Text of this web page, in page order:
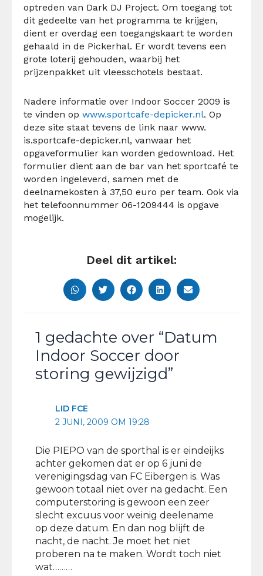
optreden van Dark DJ Project. Om toegang tot
dit gedeelte van het programma te krijgen,
dient er overdag een toegangskaart te worden
gehaald in de Pickerhal. Er wordt tevens een
grote loterij gehouden, waarbij het
prijzenpakket uit vleesschotels bestaat.
Nadere informatie over Indoor Soccer 2009 is
te vinden op www.sportcafe-depicker.nl. Op
deze site staat tevens de link naar www.
is.sportcafe-depicker.nl, vanwaar het
opgaveformulier kan worden gedownload. Het
formulier dient aan de bar van het sportcafé te
worden ingeleverd, samen met de
deelnamekosten à 37,50 euro per team. Ook via
het telefoonnummer 06-1209444 is opgave
mogelijk.
Deel dit artikel:
1 gedachte over “Datum
Indoor Soccer door
storing gewijzigd”
LID FCE
2 JUNI, 2009 OM 19:28
Die PIEPO van de sporthal is er eindeijks
achter gekomen dat er op 6 juni de
verenigingsdag van FC Eibergen is. Was
gewoon totaal niet over na gedacht. Een
computerstoring is gewoon een zeer
slecht excuus voor weinig deelename
op deze datum. En dan nog blijft de
nacht, de nacht. Je moet het niet
proberen na te maken. Wordt toch niet
wat………